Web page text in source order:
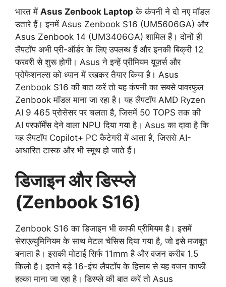
भारत में Asus Zenbook Laptop के कंपनी ने दो नए मॉडल
उतारे हैं। इनमें Asus Zenbook S16 (UM5606GA) और
Asus Zenbook 14 (UM3406GA) शामिल हैं। दोनों ही
लैपटॉप अभी प्री-ऑर्डर के लिए उपलब्ध हैं और इनकी बिक्री 12
फरवरी से शुरू होगी। Asus ने इन्हें प्रीमियम यूज़र्स और
प्रोफेशनल्स को ध्यान में रखकर तैयार किया है। Asus
Zenbook S16 की बात करें तो यह कंपनी का सबसे पावरफुल
Zenbook मॉडल माना जा रहा है। यह लैपटॉप AMD Ryzen
AI 9 465 प्रोसेसर पर चलता है, जिसमें 50 TOPS तक की
AI परफॉर्मेंस देने वाला NPU दिया गया है। Asus का दावा है कि
यह लैपटॉप Copilot+ PC कैटेगरी में आता है, जिससे AI-
आधारित टास्क और भी स्मूथ हो जाते हैं।
डिजाइन और डिस्प्ले
(Zenbook S16)
Zenbook S16 का डिजाइन भी काफी प्रीमियम है। इसमें
सेराएल्युमिनियम के साथ मेटल चेसिस दिया गया है, जो इसे मजबूत
बनाता है। इसकी मोटाई सिर्फ 11mm है और वजन करीब 1.5
किलो है। इतने बड़े 16-इंच लैपटॉप के हिसाब से यह वजन काफी
हल्का माना जा रहा है। डिस्प्ले की बात करें तो Asus